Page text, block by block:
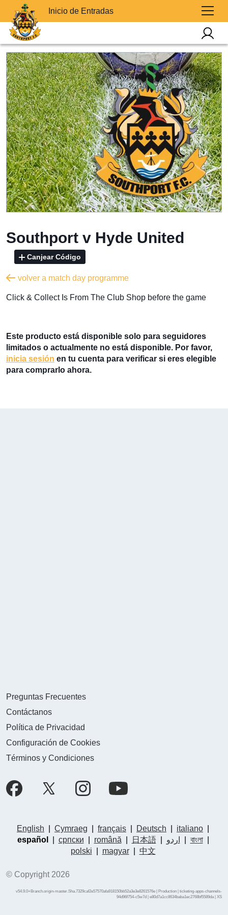
Inicio de Entradas
Southport v Hyde United
Canjear Código
volver a match day programme
​Click & Collect Is From The Club Shop before the game
Este producto está disponible solo para seguidores
limitados o actualmente no está disponible. Por favor,
inicia sesión en tu cuenta para verificar si eres elegible
para comprarlo ahora.
Preguntas Frecuentes
Contáctanos
Política de Privacidad
Configuración de Cookies
Términos y Condiciones
English Cymraeg français Deutsch italiano
español
српски română 日本語| اردو বাংলা|
polski
magyar| 中文
© Copyright 2026
v54.9.0+Branch.origin-master.Sha.7329caf2e57570afa918150bb52a3e3e8261576e | Production | ticketing-apps-channels-
94d96f754-c5w7d | e80d7a1cc8634baba1ec2768bf5589da | XS